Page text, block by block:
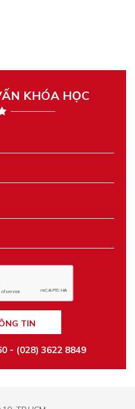
KHÓA HỌC
TIN
- (028) 3622 8849